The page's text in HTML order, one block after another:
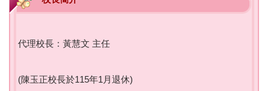
代理校長：黃慧文 主任
(陳玉正校長於115年1月退休)